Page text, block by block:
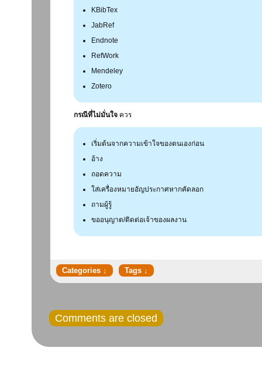
KBibTex
JabRef
Endnote
RefWork
Mendeley
Zotero
กรณีที่ไม่มั่นใจ ควร
เริ่มต้นจากความเข้าใจของตนเองก่อน
อ้าง
ถอดความ
ใส่เครื่องหมายอัญประกาศหากคัดลอก
ถามผู้รู้
ขออนุญาต/ติดต่อเจ้าของผลงาน
Comments are closed